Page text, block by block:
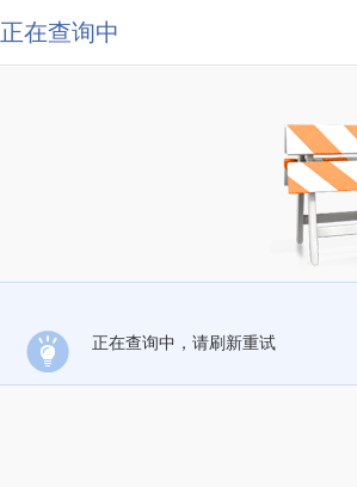
正在查询中
正在查询中，请刷新重试